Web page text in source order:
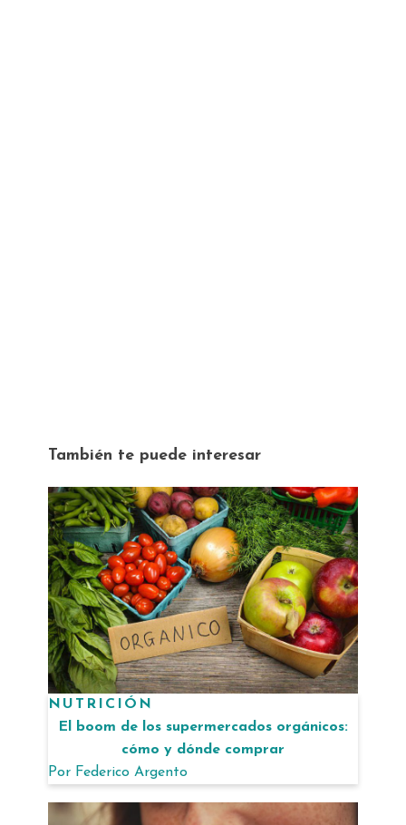
También te puede interesar
NUTRICIÓN
El boom de los supermercados orgánicos:
cómo y dónde comprar
Por Federico Argento